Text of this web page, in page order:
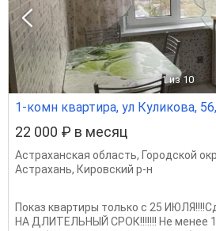
1 из 10
1-комн квартира, ул Куликова,
22 000 ₽ в месяц
Астраханская область, Городской
Астрахань, Кировский р-н
Показ квартиры только с 25
НА ДЛИТЕЛЬНЫЙ СРОК!!!!!!! Не менее